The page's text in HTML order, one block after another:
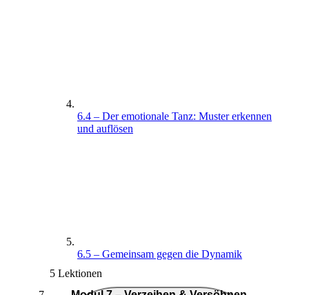
6.4 – Der emotionale Tanz: Muster erkennen
und auflösen
6.5 – Gemeinsam gegen die Dynamik
5 Lektionen